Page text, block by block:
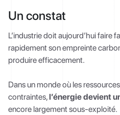
Un constat
L’industrie doit aujourd’hui faire
rapidement son empreinte
produire efficacement.
Dans un monde où les
contraintes,l’énergie devient
encore largement sous-exploité.